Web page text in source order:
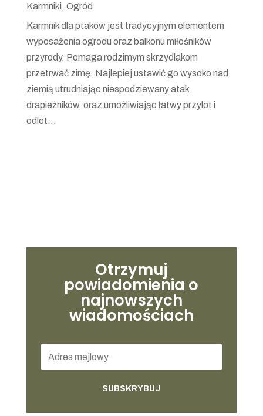
Karmniki, Ogród
Karmnik dla ptaków jest tradycyjnym elementem
wyposażenia ogrodu oraz balkonu miłośników
przyrody. Pomaga rodzimym skrzydlakom
przetrwać zimę. Najlepiej ustawić go wysoko nad
ziemią utrudniając niespodziewany atak
drapieżników, oraz umożliwiając łatwy przylot i
odlot...
Otrzymuj
powiadomienia o
najnowszych
wiadomościach
SUBSKRYBUJ